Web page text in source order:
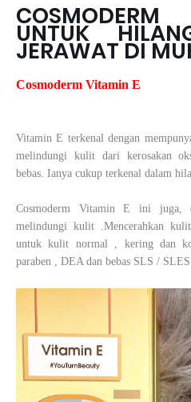
UNTUK
JERAWAT DI
Cosmoderm Vitamin E
Vitamin E terkenal dengan
melindungi kulit dari kerosakan
bebas. Ianya cukup terkenal dalam
Cosmoderm Vitamin E ini juga,
melindungi kulit .Mencerahkan
untuk kulit normal , kering dan
paraben , DEA dan bebas SLS /